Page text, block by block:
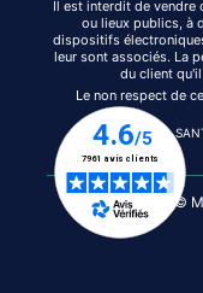
Il est interdit de
ou lieux publics, à
dispositifs
leur sont associés. La
du client
Le non respect de
CODE DE LA
Copyright ©